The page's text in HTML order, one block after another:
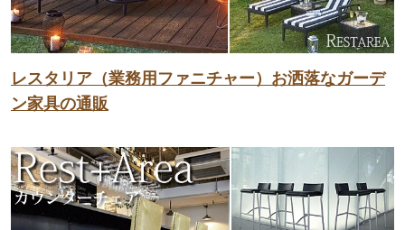
レスタリア（業務用ファニチャー）お洒落なガーデ
ン家具の通販